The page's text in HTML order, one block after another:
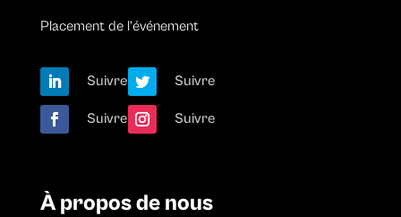
Placement de l’événement
Suivre Suivre
Suivre Suivre
À propos de nous